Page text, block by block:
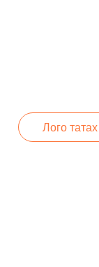
Лого татах